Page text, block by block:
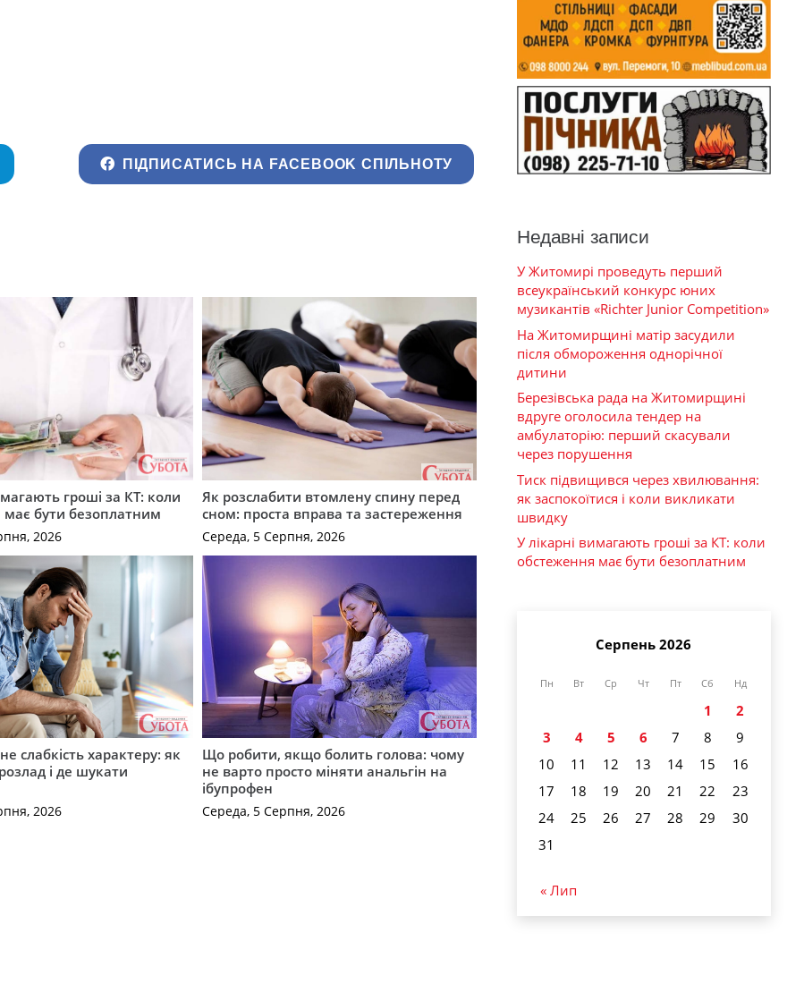
ПІДПИСАТИСЬ НА FACEBOOK СПІЛЬНОТУ
гроші за КТ: коли
бути безоплатним
2026
Як розслабити втомлену спину перед
сном: проста вправа та застереження
Середа, 5 Серпня, 2026
слабкість характеру: як
і де шукати
2026
Що робити, якщо болить голова: чому
не варто просто міняти анальгін на
ібупрофен
Середа, 5 Серпня, 2026
Недавні записи
У Житомирі проведуть перший
всеукраїнський конкурс юних
музикантів «Richter Junior Competition»
На Житомирщині матір засудили
після обмороження однорічної
дитини
Березівська рада на Житомирщині
вдруге оголосила тендер на
амбулаторію: перший скасували
через порушення
Тиск підвищився через хвилювання:
як заспокоїтися і коли викликати
швидку
У лікарні вимагають гроші за КТ: коли
обстеження має бути безоплатним
Серпень 2026
Пн Вт Ср Чт Пт Сб Нд
1
2
3
4 5 6 7 8
9
10
11 12 13 14 15
16
17
18 19 20 21 22
23
24
25 26 27 28 29
30
31
« Лип